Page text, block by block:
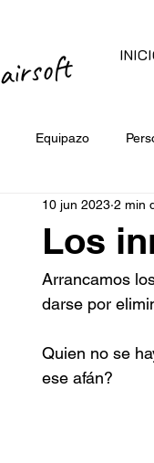
airsoft
Equipazo
Los
10 jun 2023 2 min
Arrancamos
darse por
Quien no se
ese afán?